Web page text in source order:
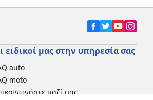
ειδικοί μας στην υπηρεσία σας
auto
moto
μαζί μας